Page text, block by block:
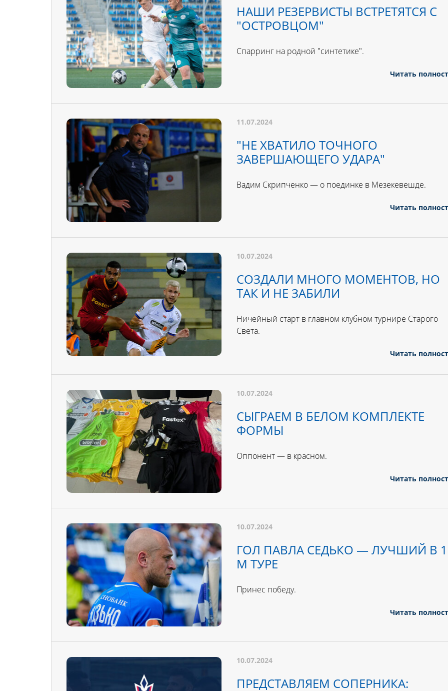
НАШИ РЕЗЕРВИСТЫ ВСТРЕТЯТСЯ С
"ОСТРОВЦОМ"
Спарринг на родной "синтетике".
Читать
11.07.2024
"НЕ ХВАТИЛО ТОЧНОГО
ЗАВЕРШАЮЩЕГО УДАРА"
Вадим Скрипченко — о поединке в Мезекевешде.
Читать
10.07.2024
СОЗДАЛИ МНОГО МОМЕНТОВ, НО
ТАК И НЕ ЗАБИЛИ
Ничейный старт в главном клубном турнире Старого
Света.
Читать
10.07.2024
СЫГРАЕМ В БЕЛОМ КОМПЛЕКТЕ
ФОРМЫ
Оппонент — в красном.
Читать
10.07.2024
ГОЛ ПАВЛА СЕДЬКО — ЛУЧШИЙ В
М ТУРЕ
Принес победу.
Читать
10.07.2024
ПРЕДСТАВЛЯЕМ СОПЕРНИКА: